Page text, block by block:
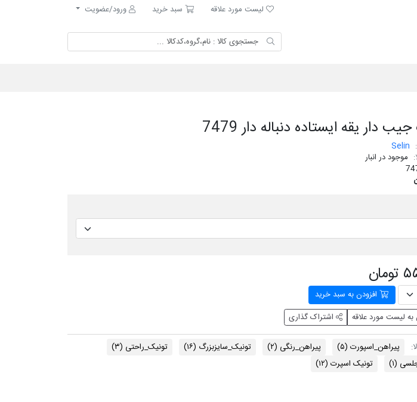
لیست مورد علاقه
لیست مورد علاقه سبد خرید
سبد خرید
ورود/عضویت
دار یقه ایستاده دنباله دار 7479
Selin
موجود در انبار
افزودن به سبد خرید
به لیست مورد علاقه
اشتراک گذاری
پیراهن_اسپورت (۵) پیراهن_رنگی (۲) تونیک_سایزبزرگ (۱۶) تونیک_راحتی (۳)
(۱) تونیک اسپرت (۱۲)